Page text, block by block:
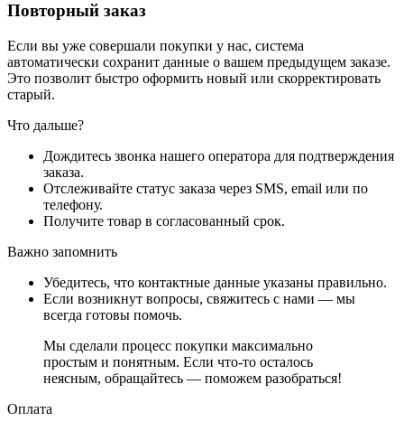
Повторный заказ
Если вы уже совершали покупки у нас, система
автоматически сохранит данные о вашем предыдущем заказе.
Это позволит быстро оформить новый или скорректировать
старый.
Что дальше?
Дождитесь звонка нашего оператора для подтверждения
заказа.
Отслеживайте статус заказа через SMS, email или по
телефону.
Получите товар в согласованный срок.
Важно запомнить
Убедитесь, что контактные данные указаны правильно.
Если возникнут вопросы, свяжитесь с нами — мы
всегда готовы помочь.
Мы сделали процесс покупки максимально
простым и понятным. Если что-то осталось
неясным, обращайтесь — поможем разобраться!
Оплата